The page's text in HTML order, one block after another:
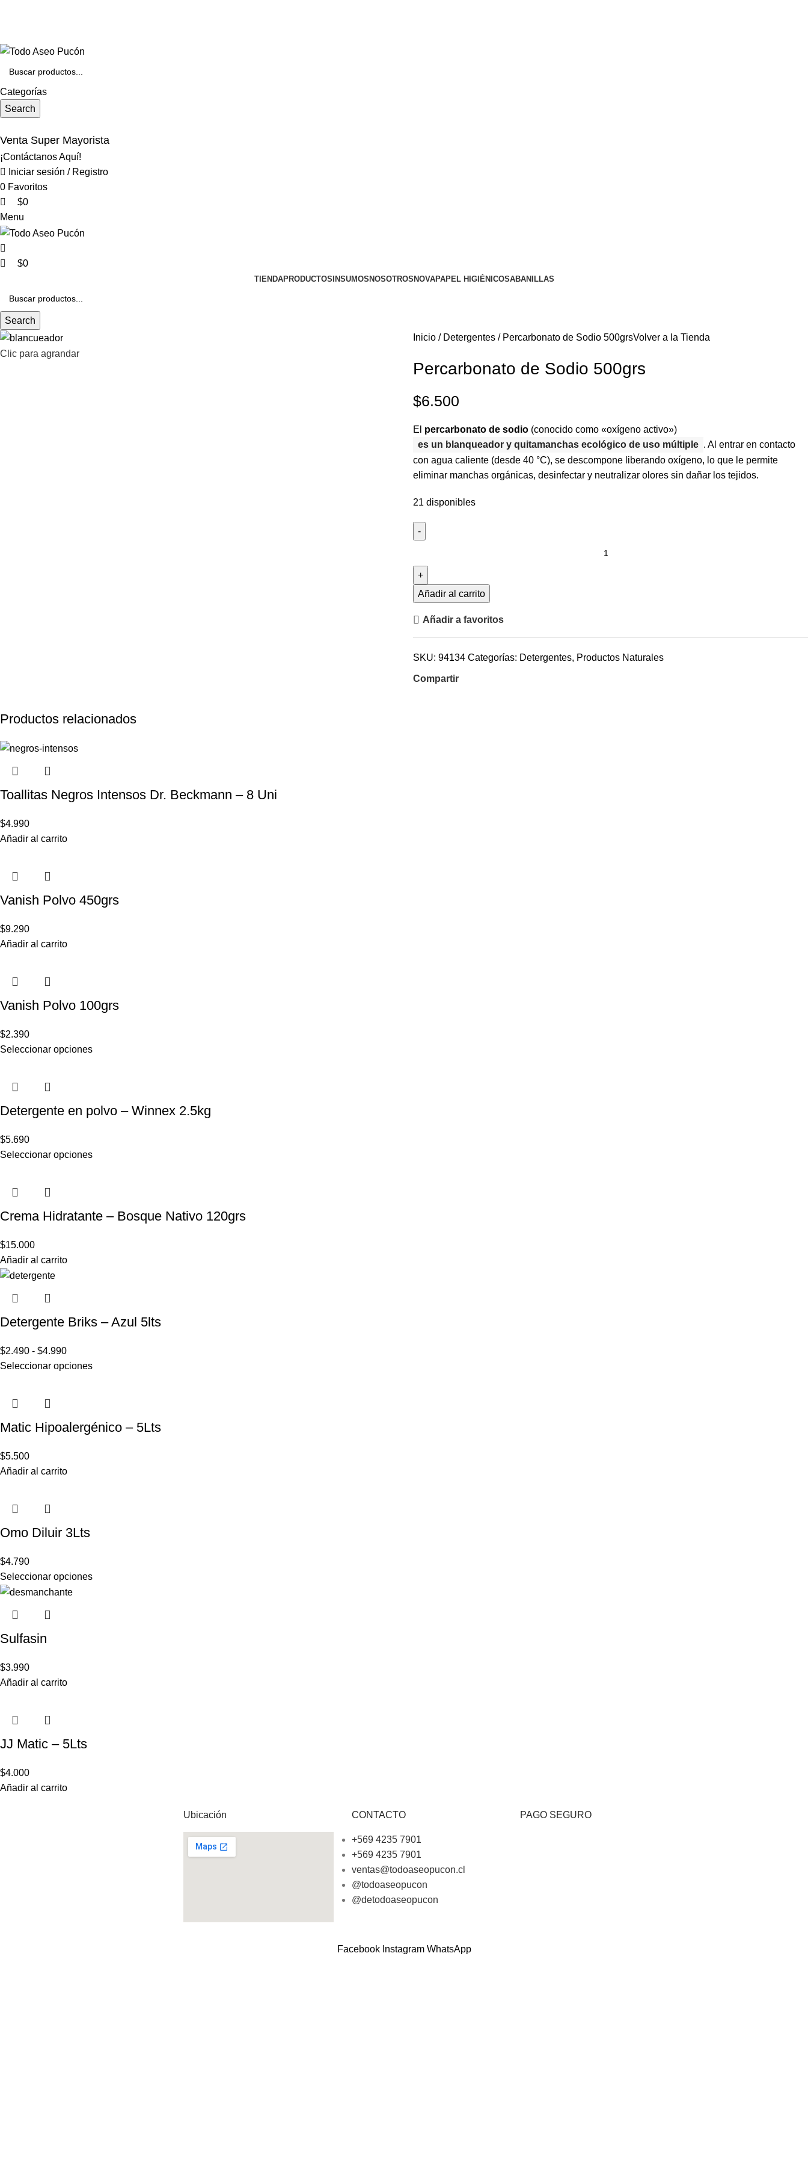
Categorías
Search
Venta Super Mayorista
¡Contáctanos Aquí!
Iniciar sesión / Registro
0 Favoritos
$0
Menu
$0
TIENDAPRODUCTOSINSUMOSNOSOTROSNOVAPAPEL HIGIÉNICOSABANILLAS
Search
Clic para agrandar
Inicio Detergentes Percarbonato de Sodio 500grsVolver a la Tienda
Percarbonato de Sodio 500grs
$6.500
El percarbonato de sodio (conocido como «oxígeno activo»)
es un blanqueador y quitamanchas ecológico de uso múltiple . Al entrar en contacto
con agua caliente (desde 40 °C), se descompone liberando oxígeno, lo que le permite
eliminar manchas orgánicas, desinfectar y neutralizar olores sin dañar los tejidos.
21 disponibles
Añadir al carrito
Añadir a favoritos
SKU: 94134 Categorías: Detergentes, Productos Naturales
Compartir
Productos relacionados
Toallitas Negros Intensos Dr. Beckmann – 8 Uni
$4.990
Añadir al carrito
Vanish Polvo 450grs
$9.290
Añadir al carrito
Vanish Polvo 100grs
$2.390
Seleccionar opciones
Detergente en polvo – Winnex 2.5kg
$5.690
Seleccionar opciones
Crema Hidratante – Bosque Nativo 120grs
$15.000
Añadir al carrito
Detergente Briks – Azul 5lts
$2.490 - $4.990
Seleccionar opciones
Matic Hipoalergénico – 5Lts
$5.500
Añadir al carrito
Omo Diluir 3Lts
$4.790
Seleccionar opciones
Sulfasin
$3.990
Añadir al carrito
JJ Matic – 5Lts
$4.000
Añadir al carrito
Ubicación CONTACTO
+569 4235 7901
+569 4235 7901
ventas@todoaseopucon.cl
@todoaseopucon
@detodoaseopucon
PAGO SEGURO
Facebook Instagram WhatsApp